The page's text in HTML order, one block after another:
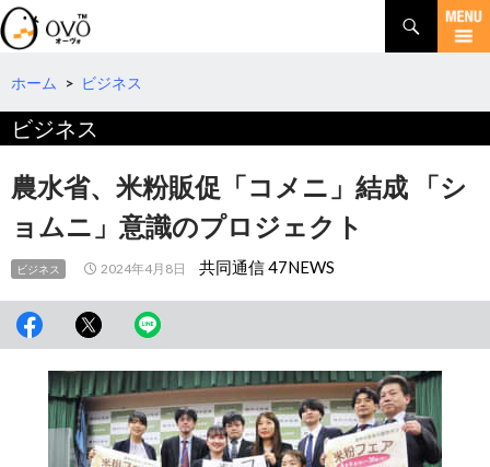
検
索
コ
テ
へ
動
ホーム > ビジネス
ビジネス
農水省、米粉販促「コメニ」結成 「シ
ョムニ」意識のプロジェクト
ビジネス 2024年4月8日 共同通信 47NEWS